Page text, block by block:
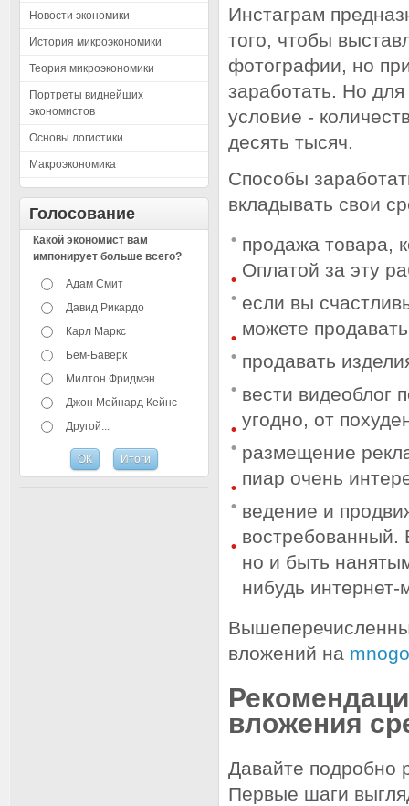
Новости экономики
История микроэкономики
Теория микроэкономики
Портреты виднейших
экономистов
Основы логистики
Макроэкономика
Голосование
Какой экономист вам
импонирует больше всего?
Адам Смит
Давид Рикардо
Карл Маркс
Бем-Баверк
Милтон Фридмэн
Джон Мейнард Кейнс
Другой...
Инстаграм
того, чтобы
фотографии, но
заработать. Но
условие -
десять тысяч.
Способы
вкладывать свои
продажа товара,
Оплатой за эту
если вы
можете
продавать
вести видеоблог
угодно, от
размещение
пиар очень
ведение и
востребованный.
но и быть
нибудь интернет-
вложений на
вложения
Давайте подробно
Первые шаги